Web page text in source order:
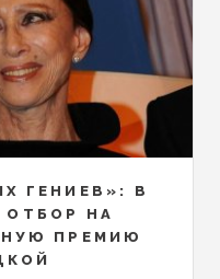
ГЕНИЕВ»: В
ОТБОР НА
ПРЕМИЮ